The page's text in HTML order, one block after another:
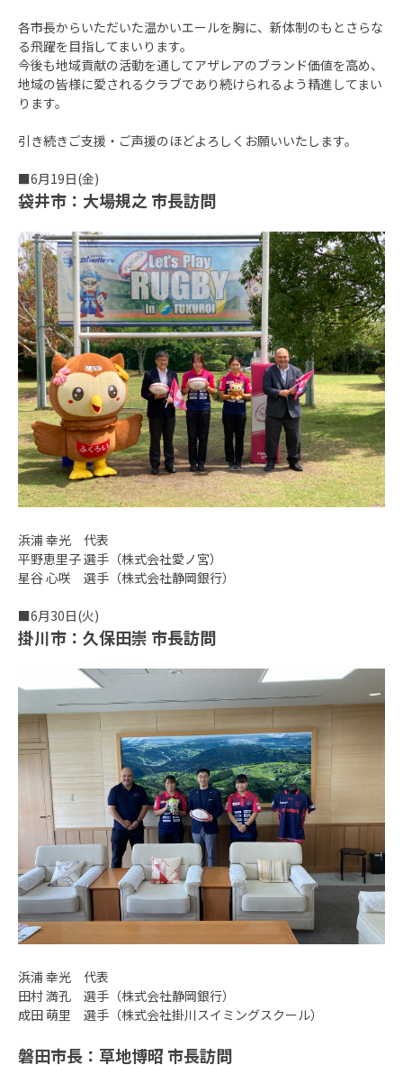
各市長からいただいた温かいエールを胸に、新体制のもとさらな
る飛躍を目指してまいります。
今後も地域貢献の活動を通してアザレアのブランド価値を高め、
地域の皆様に愛されるクラブであり続けられるよう精進してまい
ります。
引き続きご支援・ご声援のほどよろしくお願いいたします。
■6月19日(金)
袋井市：大場規之 市長訪問
浜浦 幸光 代表
平野恵里子 選手（株式会社愛ノ宮）
星谷 心咲 選手（株式会社静岡銀行）
■6月30日(火)
掛川市：久保田崇 市長訪問
浜浦 幸光 代表
田村 満孔 選手（株式会社静岡銀行）
成田 萌里 選手（株式会社掛川スイミングスクール）
磐田市長：草地博昭 市長訪問